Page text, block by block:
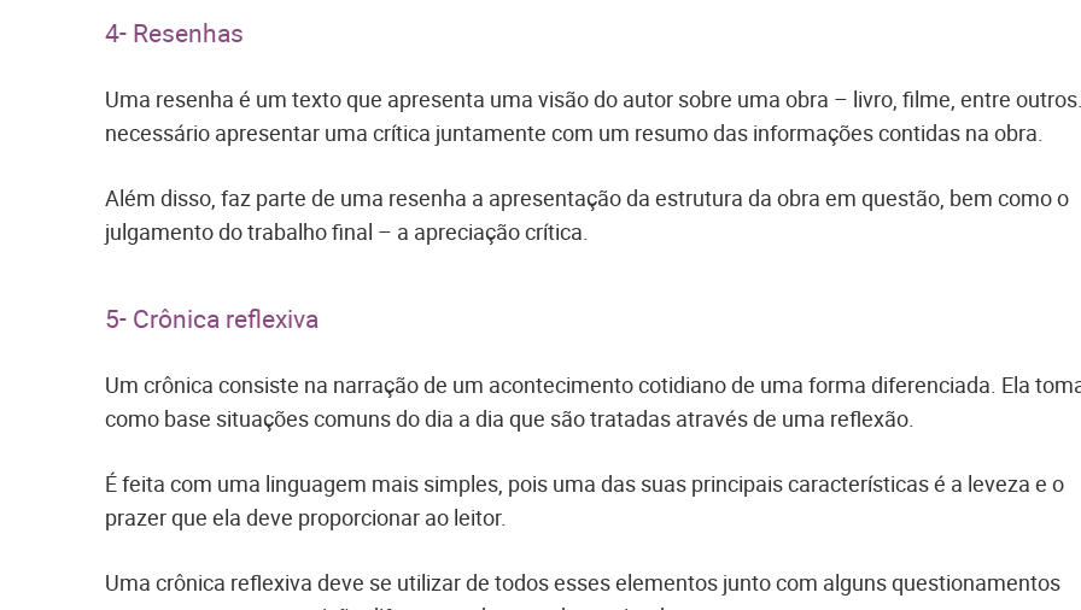
4- Resenhas
Uma resenha é um texto que apresenta uma visão do autor sobre uma obra – livro, filme, entre
necessário apresentar uma crítica juntamente com um resumo das informações contidas na obra.
Além disso, faz parte de uma resenha a apresentação da estrutura da obra em questão, bem como o
julgamento do trabalho final – a apreciação crítica.
5- Crônica reflexiva
Um crônica consiste na narração de um acontecimento cotidiano de uma forma diferenciada. Ela
como base situações comuns do dia a dia que são tratadas através de uma reflexão.
É feita com uma linguagem mais simples, pois uma das suas principais características é a leveza e o
prazer que ela deve proporcionar ao leitor.
Uma crônica reflexiva deve se utilizar de todos esses elementos junto com alguns questionamentos